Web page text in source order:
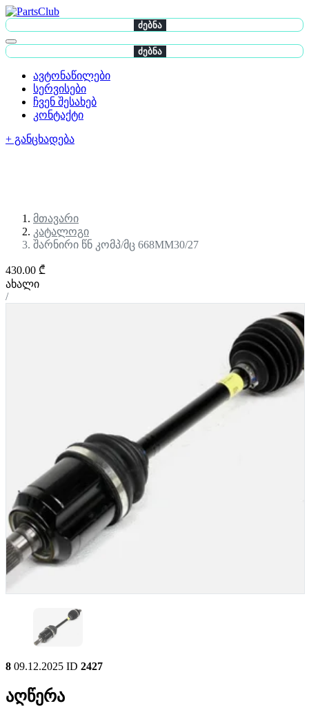
ძებნა
ძებნა
ავტონაწილები
სერვისები
ჩვენ შესახებ
კონტაქტი
+ განცხადება
მთავარი
კატალოგი
შარნირი წნ კომპ/მც 668MM30/27
430.00 ₾
ახალი
/
8 09.12.2025 ID 2427
აღწერა